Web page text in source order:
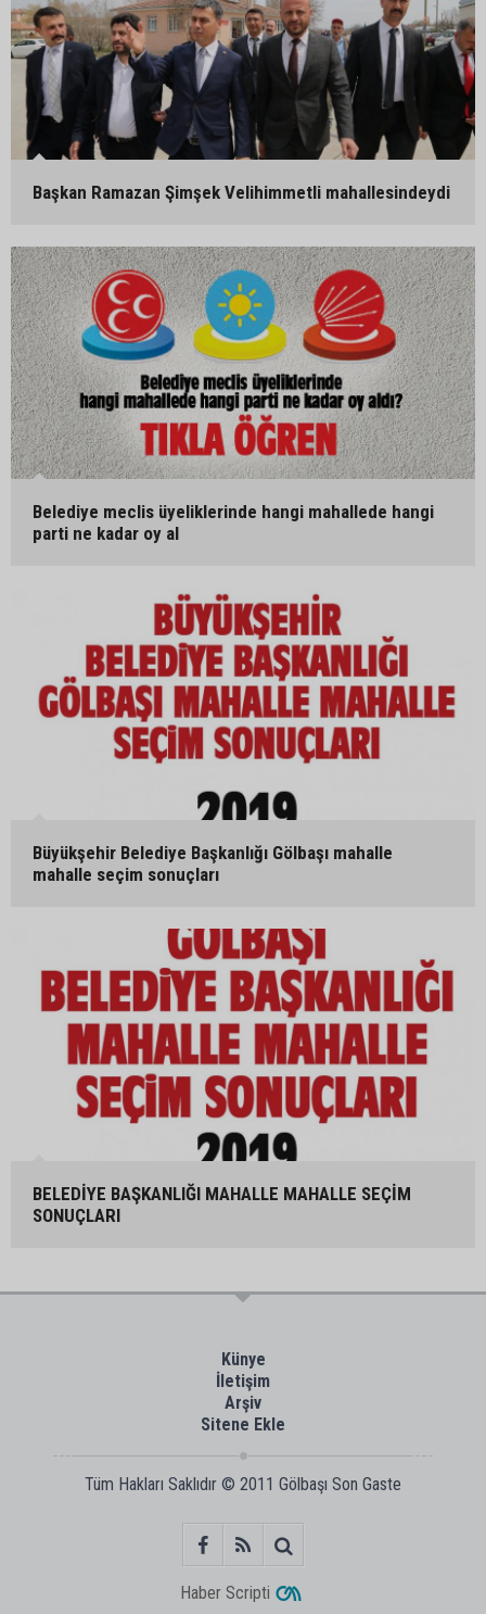
Başkan Ramazan Şimşek Velihimmetli mahallesindeydi
Belediye meclis üyeliklerinde hangi mahallede hangi
parti ne kadar oy al
Büyükşehir Belediye Başkanlığı Gölbaşı mahalle
mahalle seçim sonuçları
BELEDİYE BAŞKANLIĞI MAHALLE MAHALLE SEÇİM
SONUÇLARI
Künye
İletişim
Arşiv
Sitene Ekle
Tüm Hakları Saklıdır © 2011 Gölbaşı Son Gaste
Haber Scripti